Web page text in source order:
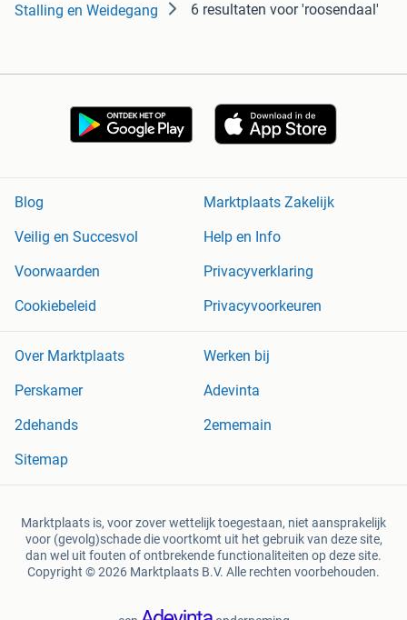
Stalling en Weidegang 6 resultaten voor 'roosendaal'
Blog
Marktplaats Zakelijk
Veilig en Succesvol
Help en Info
Voorwaarden
Privacyverklaring
Cookiebeleid
Privacyvoorkeuren
Over Marktplaats
Werken bij
Perskamer
Adevinta
2dehands
2ememain
Sitemap
Marktplaats is, voor zover wettelijk toegestaan, niet aansprakelijk
voor (gevolg)schade die voortkomt uit het gebruik van deze site,
dan wel uit fouten of ontbrekende functionaliteiten op deze site.
Copyright © 2026 Marktplaats B.V. Alle rechten voorbehouden.